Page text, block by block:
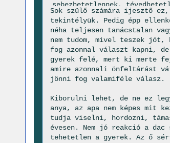
sebezhetetlennek,
Hanem legyen ember,
gyerek valamit jobban tud,
ha bizonytalan egy
Sok szülő számára ijesztő
tekintélyük. Pedig épp
néha teljesen tanácstalan
nem tudom, mivel teszek jót,
fog azonnal választ kapni,
gyerek felé, mert ki merte
amire azonnali önfeltárást
jönni fog valamiféle válasz.
Kiborulni lehet, de ne ez
anya, az apa nem képes mit
tudja viselni, hordozni,
évesen. Nem jó reakció a
tehetetlen a gyerek. Az ő